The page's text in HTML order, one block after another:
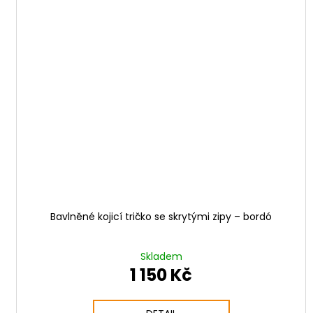
Bavlněné kojicí tričko se skrytými zipy – bordó
Skladem
1 150 Kč